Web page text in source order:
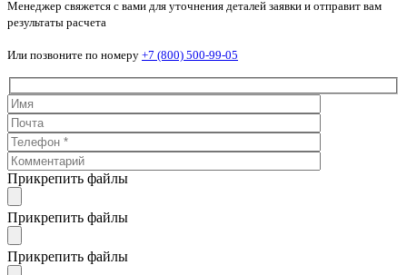
Менеджер свяжется с вами для уточнения деталей заявки и отправит вам
результаты расчета
Или позвоните по номеру +7 (800) 500-99-05
Прикрепить файлы
Прикрепить файлы
Прикрепить файлы